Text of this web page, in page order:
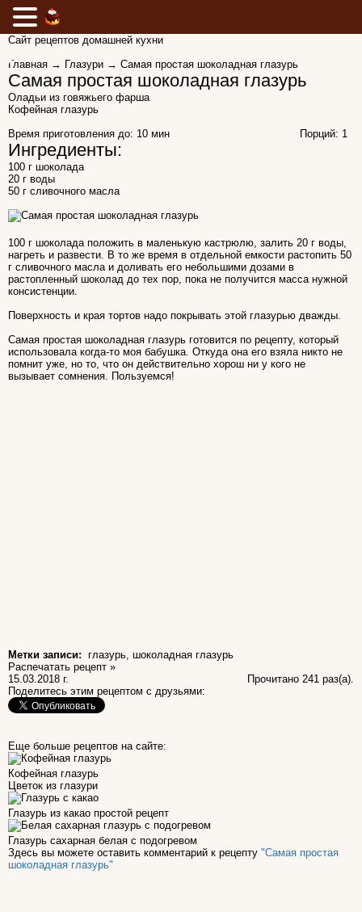
Сайт рецептов домашней кухни
Главная → Глазури → Самая простая шоколадная глазурь
Самая простая шоколадная глазурь
Оладьи из говяжьего фарша
Кофейная глазурь
Время приготовления до: 10 мин Порций: 1
Ингредиенты:
100 г шоколада
20 г воды
50 г сливочного масла
100 г шоколада положить в маленькую кастрюлю, залить 20 г воды,
нагреть и развести. В то же время в отдельной емкости растопить 50
г сливочного масла и доливать его небольшими дозами в
растопленный шоколад до тех пор, пока не получится масса нужной
консистенции.
Поверхность и края тортов надо покрывать этой глазурью дважды.
Самая простая шоколадная глазурь готовится по рецепту, который
использовала когда-то моя бабушка. Откуда она его взяла никто не
помнит уже, но то, что он действительно хорош ни у кого не
вызывает сомнения. Пользуемся!
Метки записи: глазурь, шоколадная глазурь
Распечатать рецепт »
15.03.2018 г.
Прочитано 241 раз(a).
Поделитесь этим рецептом с друзьями:
Еще больше рецептов на сайте:
Кофейная глазурь
Цветок из глазури
Глазурь из какао простой рецепт
Глазурь сахарная белая с подогревом
Здесь вы можете оставить комментарий к рецепту "Самая простая
шоколадная глазурь"